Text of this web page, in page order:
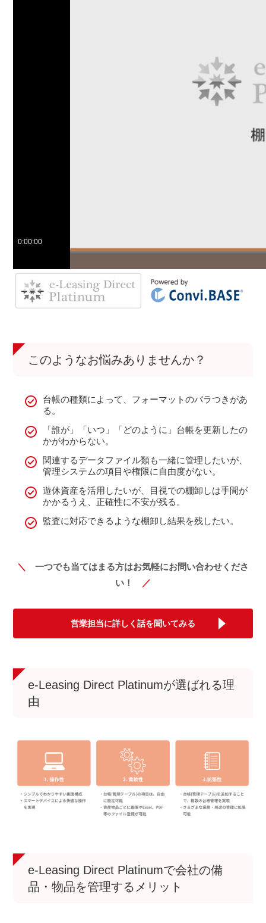
このようなお悩みありませんか？
台帳の種類によって、フォーマットのバラつきがあ
る。
「誰が」「いつ」「どのように」台帳を更新したの
かがわからない。
関連するデータファイル類も一緒に管理したいが、
管理システムの項目や権限に自由度がない。
遊休資産を活用したいが、目視での棚卸しは手間が
かかるうえ、正確性に不安が残る。
監査に対応できるような棚卸し結果を残したい。
＼
一つでも当てはまる方はお気軽にお問い合わせくださ
い！
／
営業担当に詳しく話を聞いてみる
e-Leasing Direct Platinumが選ばれる理
由
e-Leasing Direct Platinumで会社の備
品・物品を管理するメリット